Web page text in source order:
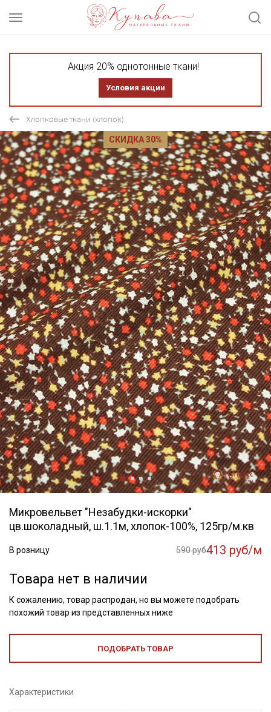
Акция 20% однотонные ткани!
Условия акции
Хлопковые ткани (хлопок)
СКИДКА 30%
Микровельвет "Незабудки-искорки"
цв.шоколадный, ш.1.1м, хлопок-100%, 125гр/м.кв
В розницу 590 руб413 руб/м
Товара нет в наличии
К сожалению, товар распродан, но вы можете подобрать
похожий товар из представленных ниже
ПОДОБРАТЬ ТОВАР
Характеристики